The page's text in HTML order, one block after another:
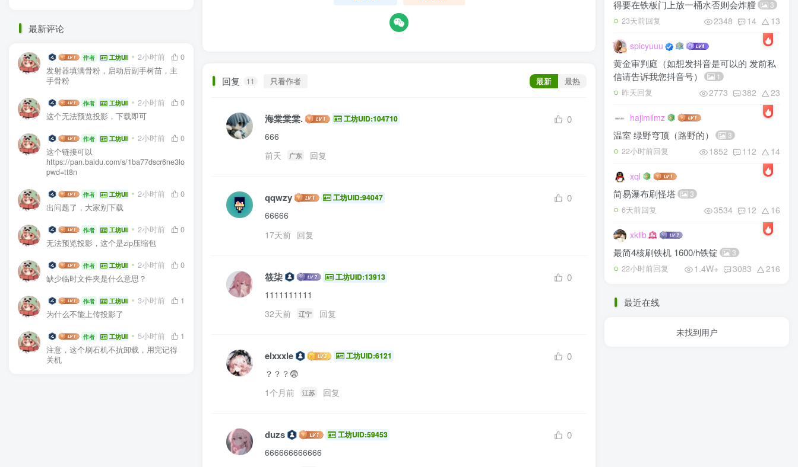
最新评论
生电大佬 作者 工坊UID:104936
2小时前
0
发射器填满骨粉，启动后副手树苗，主
手骨粉
生电大佬 作者 工坊UID:104936
2小时前
0
这个无法预览投影，下载即可
生电大佬 作者 工坊UID:104936
2小时前
0
这个链接可以
https://pan.baidu.com/s/1ba77dscr6ne3lo03e1GGEA?
pwd=tt8n
生电大佬 作者 工坊UID:104936
2小时前
0
出问题了，大家别下载
生电大佬 作者 工坊UID:104936
2小时前
0
无法预览投影，这个是zip压缩包
生电大佬 作者 工坊UID:104936
2小时前
0
缺少临时文件夹是什么意思？
生电大佬 作者 工坊UID:104936
3小时前
1
为什么不能上传投影了
生电大佬 作者 工坊UID:104936
5小时前
1
注意，这个刷石机不抗卸载，用完记得
关机
回复 11 只看作者 最新 最热
海棠棠棠. 工坊UID:104710 0
666
前天
广东 回复
qqwzy 工坊UID:94047 0
66666
17天前 回复
筱柒 工坊UID:13913 0
1111111111
32天前
辽宁 回复
elxxxle 工坊UID:6121 0
？？？😨
1个月前
江苏 回复
duzs 工坊UID:59453 0
666666666666
得要在铁板门上放一桶水否则会炸膛
3
23天前回复 2348 14 13
spicyuuu
黄金审判庭（如想发抖音是可以的 发前私
信请告诉我您抖音号）
1
昨天回复 2773 382 23
hajimilmz
温室 绿野穹顶（路野的） 3
22小时前回复 1852 112 14
xql
简易瀑布刷怪塔 3
6天前回复 3534 12 16
xklib
最简4核刷铁机 1600/h铁锭 3
22小时前回复 1.4W+ 3083 216
最近在线
未找到用户